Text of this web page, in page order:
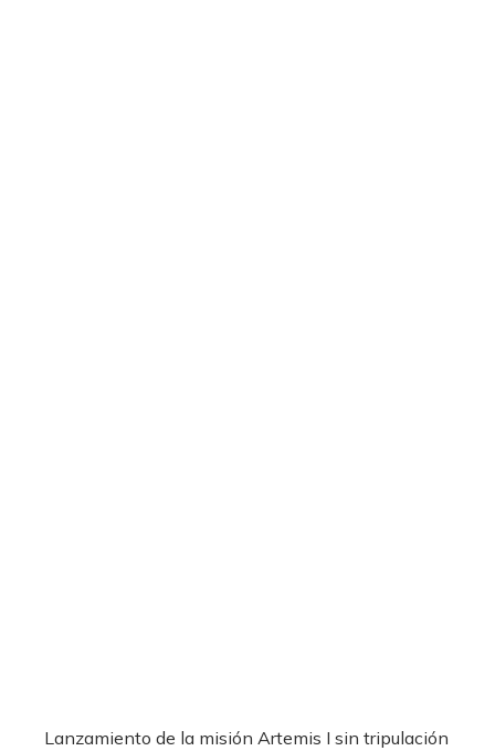
Lanzamiento de la misión Artemis I sin tripulación